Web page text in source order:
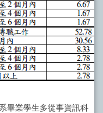
畢業學生多從事資訊科